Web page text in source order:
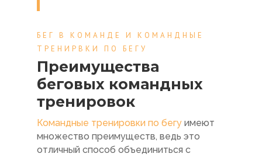
БЕГ В КОМАНДЕ И КОМАНДНЫЕ
ТРЕНИРВКИ ПО БЕГУ
Преимущества
беговых командных
тренировок
Командные тренировки по бегуимеют
множество преимуществ, ведь это
отличный способ объединиться с